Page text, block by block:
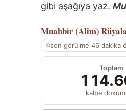
gibi aşağıya yaz.
Muabbir (Alîm)
son görülme 46 dakika
Toplam
kalbe